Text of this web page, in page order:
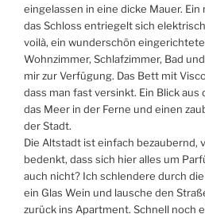
eingelassen in eine dicke Mauer.
das Schloss entriegelt sich
voilà, ein wunderschön
Wohnzimmer, Schlafzimmer, Bad
mir zur Verfügung. Das Bett mit
dass man fast versinkt. Ein Blick
das Meer in der Ferne und einen
der Stadt.
Die Altstadt ist einfach bezaubernd,
bedenkt, dass sich hier alles um
auch nicht? Ich schlendere durch
ein Glas Wein und lausche den
zurück ins Apartment. Schnell noch